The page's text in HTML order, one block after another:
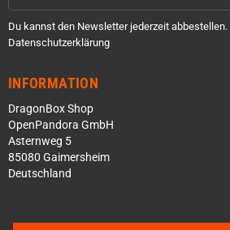
Du kannst den Newsletter jederzeit
Datenschutzerklärung
INFORMATION
DragonBox Shop
OpenPandora GmbH
Asternweg 5
85080 Gaimersheim
Deutschland